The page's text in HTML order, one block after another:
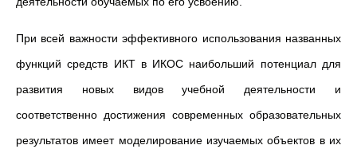
При всей важности эффективного использования названных
функций средств ИКТ в ИКОС наибольший потенциал для
развития новых видов учебной деятельности и
соответственно достижения современных образовательных
результатов имеет моделирование изучаемых объектов в их